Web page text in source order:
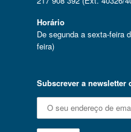
Horário
De segunda a sexta-feira
feira)
Subscrever a newsletter